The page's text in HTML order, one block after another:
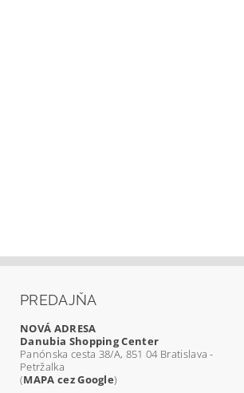
PREDAJŇA
NOVÁ ADRESA
Danubia Shopping Center
Panónska cesta 38/A, 851 04 Bratislava -
Petržalka
(MAPA cez Google)